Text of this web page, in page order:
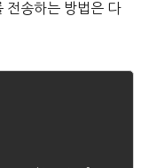
전송하는 방법은 다